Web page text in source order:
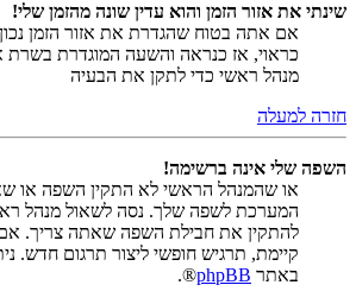
שינתי את אזור הזמן והוא עדין שונה מהזמן שלי!
אם אתה בטוח שהגדרת את אזור הזמן נכון
כראוי, אז כנראה והשעה המוגדרת בשרת
מנהל ראשי כדי לתקן את הבעיה
חזרה למעלה
השפה שלי אינה ברשימה!
או שהמנהל הראשי לא התקין השפה או
המערכת לשפה שלך. נסה לשאול מנהל
להתקין את חבילת השפה שאתה צריך.
קיימת, תרגיש חופשי ליצור תרגום חדש.
באתר phpBB
®.